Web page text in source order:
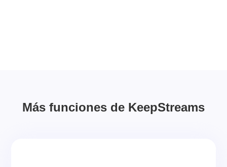
Más funciones de KeepStreams